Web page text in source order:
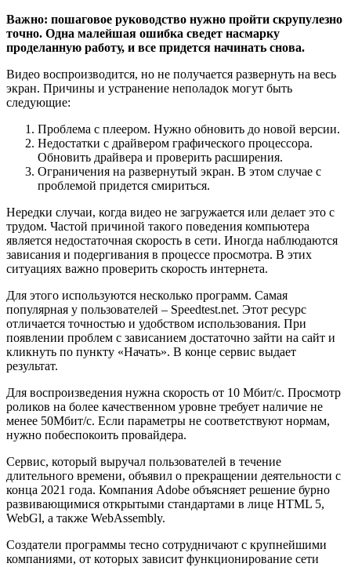
Важно: пошаговое руководство нужно пройти скрупулезно
точно. Одна малейшая ошибка сведет насмарку
проделанную работу, и все придется начинать снова.
Видео воспроизводится, но не получается развернуть на весь
экран. Причины и устранение неполадок могут быть
следующие:
Проблема с плеером. Нужно обновить до новой версии.
Недостатки с драйвером графического процессора.
Обновить драйвера и проверить расширения.
Ограничения на развернутый экран. В этом случае с
проблемой придется смириться.
Нередки случаи, когда видео не загружается или делает это с
трудом. Частой причиной такого поведения компьютера
является недостаточная скорость в сети. Иногда наблюдаются
зависания и подергивания в процессе просмотра. В этих
ситуациях важно проверить скорость интернета.
Для этого используются несколько программ. Самая
популярная у пользователей – Speedtest.net. Этот ресурс
отличается точностью и удобством использования. При
появлении проблем с зависанием достаточно зайти на сайт и
кликнуть по пункту «Начать». В конце сервис выдает
результат.
Для воспроизведения нужна скорость от 10 Мбит/с. Просмотр
роликов на более качественном уровне требует наличие не
менее 50Мбит/с. Если параметры не соответствуют нормам,
нужно побеспокоить провайдера.
Сервис, который выручал пользователей в течение
длительного времени, объявил о прекращении деятельности с
конца 2021 года. Компания Adobe объясняет решение бурно
развивающимися открытыми стандартами в лице HTML 5,
WebGl, а также WebAssembly.
Создатели программы тесно сотрудничают с крупнейшими
компаниями, от которых зависит функционирование сети